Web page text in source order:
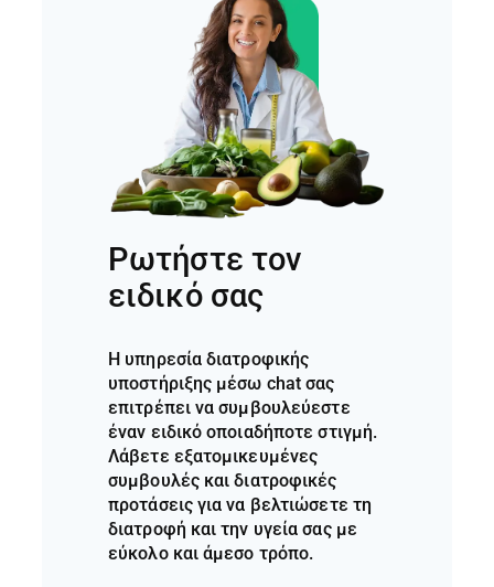
Ρωτήστε τον
ειδικό σας
Η υπηρεσία διατροφικής
υποστήριξης μέσω chat σας
επιτρέπει να συμβουλεύεστε
έναν ειδικό οποιαδήποτε στιγμή.
Λάβετε εξατομικευμένες
συμβουλές και διατροφικές
προτάσεις για να βελτιώσετε τη
διατροφή και την υγεία σας με
εύκολο και άμεσο τρόπο.